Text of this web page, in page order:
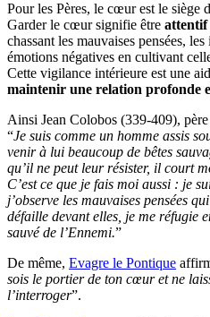
Pour les Pères, le cœur est le siège
Garder le cœur signifie être attentif
chassant les mauvaises pensées,
émotions négatives en cultivant
Cette vigilance intérieure est une
maintenir une relation profonde
Ainsi Jean Colobos (339-409),
“Je suis comme un homme assis
venir à lui beaucoup de bêtes
qu’il ne peut leur résister, il court
C’est ce que je fais moi aussi : je
j’observe les mauvaises pensées
défaille devant elles, je me réfugie
sauvé de l’Ennemi.”
De même, Evagre le Pontique
sois le portier de ton cœur et ne
l’interroger”.